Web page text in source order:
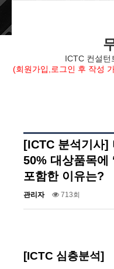
ICTC 컨설턴
(회원가입,로그인 후 작성
[ICTC 분석기사]
50% 대상품목에
포함한 이유는?
관리자 713회
[ICTC 심층분석]